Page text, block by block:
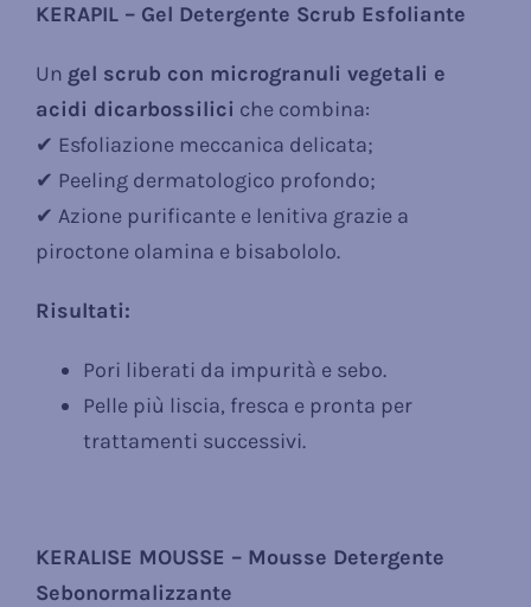
KERAPIL – Gel Detergente Scrub Esfoliante
Un gel scrub con microgranuli vegetali e
acidi dicarbossilici che combina:
✔ Esfoliazione meccanica delicata;
✔ Peeling dermatologico profondo;
✔ Azione purificante e lenitiva grazie a
piroctone olamina e bisabololo.
Risultati:
Pori liberati da impurità e sebo.
Pelle più liscia, fresca e pronta per
trattamenti successivi.
KERALISE MOUSSE – Mousse Detergente
Sebonormalizzante